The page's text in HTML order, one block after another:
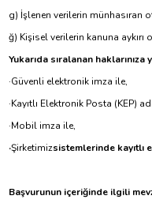
g) İşlenen verilerin münhasıran
ğ) Kişisel verilerin kanuna
Yukarıda sıralanan
·Güvenli elektronik imza ile,
·Kayıtlı Elektronik Posta (KEP)
·Mobil imza ile,
·Şirketimizsistemlerinde kayıtlı
Başvurunun içeriğinde ilgili